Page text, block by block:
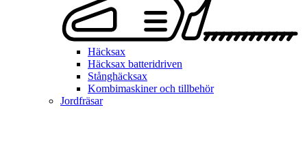
Häcksax
Häcksax batteridriven
Stånghäcksax
Kombimaskiner och tillbehör
Jordfräsar